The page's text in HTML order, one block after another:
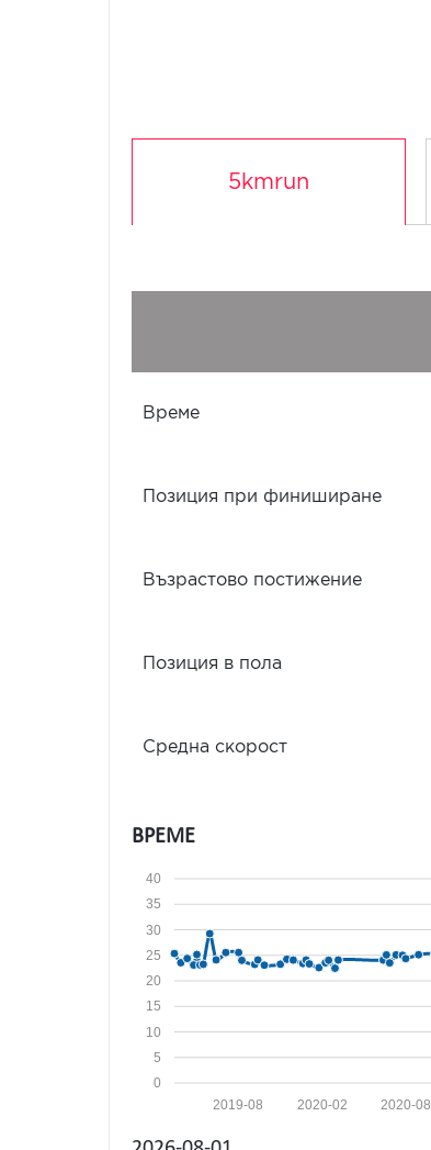
5kmrun
Време
Позиция при финиширане
Възрастово постижение
Позиция в пола
Средна скорост
ВРЕМЕ
0
5
10
15
20
25
30
35
40
2020-08
2020-02
2019-08